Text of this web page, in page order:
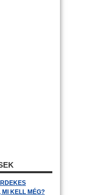
MI KELL MÉG?